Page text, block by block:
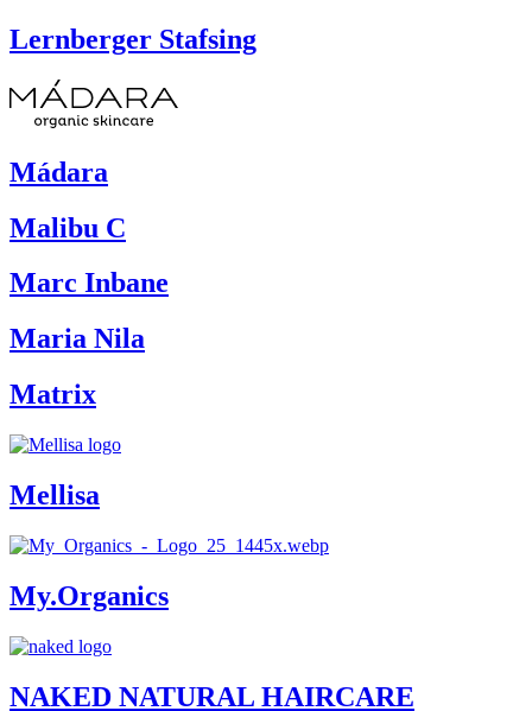
Lernberger Stafsing
Mádara
Malibu C
Marc Inbane
Maria Nila
Matrix
Mellisa
My.Organics
NAKED NATURAL HAIRCARE